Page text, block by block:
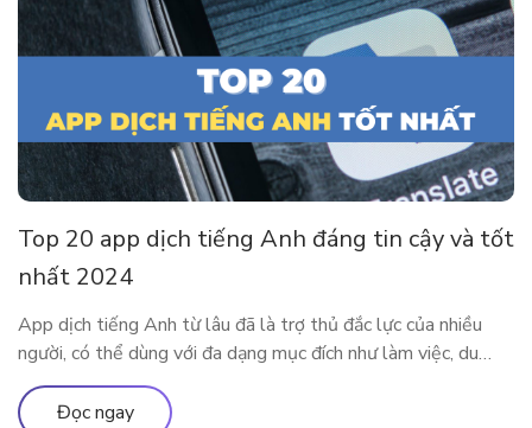
Top 20 app dịch tiếng Anh đáng tin cậy và tốt
nhất 2024
App dịch tiếng Anh từ lâu đã là trợ thủ đắc lực của nhiều
người, có thể dùng với đa dạng mục đích như làm việc, du
lịch, học tập,… Cùng tìm hiểu 20 app dịch tiếng Anh tiện lợi
và phổ biến nhất tại đây nhé. Ưu nhược điểm của việc sử
Đọc ngay